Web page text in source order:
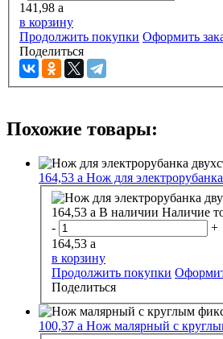
141,98 a
в корзину
Продолжить покупки Оформить
Поделиться
Похожие товары:
164,53 a Нож для
164,53 a В наличии Наличие
-
+
164,53 a
в корзину
Продолжить покупки
Поделиться
100,37 a Нож малярный с